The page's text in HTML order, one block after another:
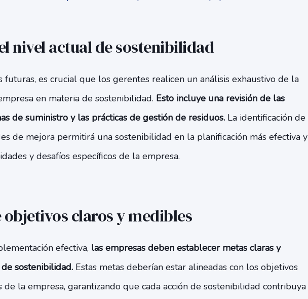
nivel actual de sostenibilidad
es crucial que los gerentes realicen un análisis exhaustivo de la
en materia de sostenibilidad. Esto incluye una revisión de las
de suministro y las prácticas de gestión de residuos.La identificación de
de mejora permitirá una sostenibilidad en la planificación más efectiva y
y desafíos específicos de la empresa.
claros y medibles
efectiva,las empresas deben establecer metas claras y
sostenibilidad. Estas metas deberían estar alineadas con los objetivos
la empresa, garantizando que cada acción de sostenibilidad contribuya